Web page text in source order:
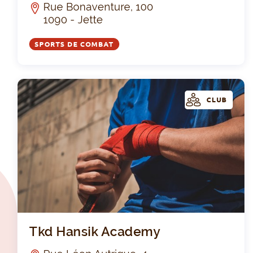
Rue Bonaventure, 100
1090 - Jette
SPORTS DE COMBAT
CLUB
Tkd Hansik Academy